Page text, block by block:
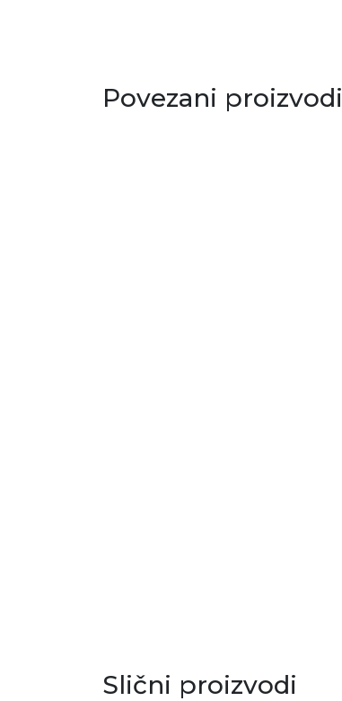
Povezani proizvodi
Slični proizvodi